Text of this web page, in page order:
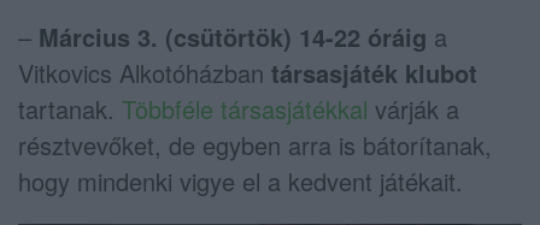
– Március 3. (csütörtök) 14-22 óráig a
Vitkovics Alkotóházban társasjáték klubot
tartanak. Többféle társasjátékkal várják a
résztvevőket, de egyben arra is bátorítanak,
hogy mindenki vigye el a kedvent játékait.